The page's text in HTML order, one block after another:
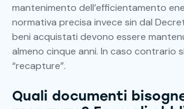
mantenimento dell’efficientamento
normativa precisa invece sin dal
beni acquistati devono essere
almeno cinque anni. In caso contrario
“recapture”.
Quali documenti